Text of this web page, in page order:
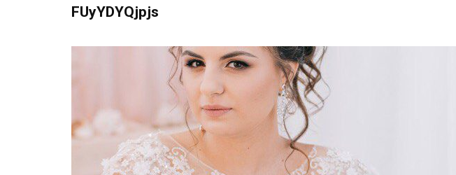
FUyYDYQjpjs